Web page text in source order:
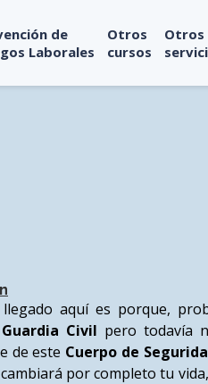
de
Laborales
Otros
cursos
Otros
aquí es porque,
Civil pero todavía
de este Cuerpo de
por completo tu